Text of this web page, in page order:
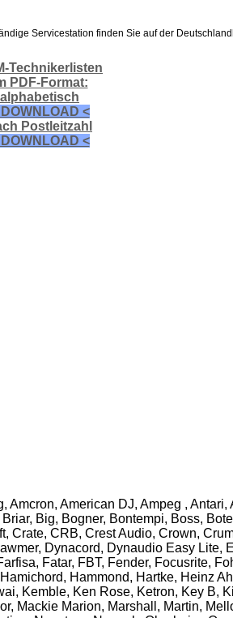
Servicestation finden Sie auf der
Technikerlisten
PDF-Format:
alphabetisch
<
Postleitzahl
<
American DJ, Ampeg ,
Big, Bogner, Bontempi, Boss,
CRB, Crest Audio, Crown,
Dynacord, Dynaudio Easy
Fatar, FBT, Fender, Focusrite,
Hammond, Hartke, Heinz
Kemble, Ken Rose, Ketron, Key B,
Mackie Marion, Marshall, Martin,